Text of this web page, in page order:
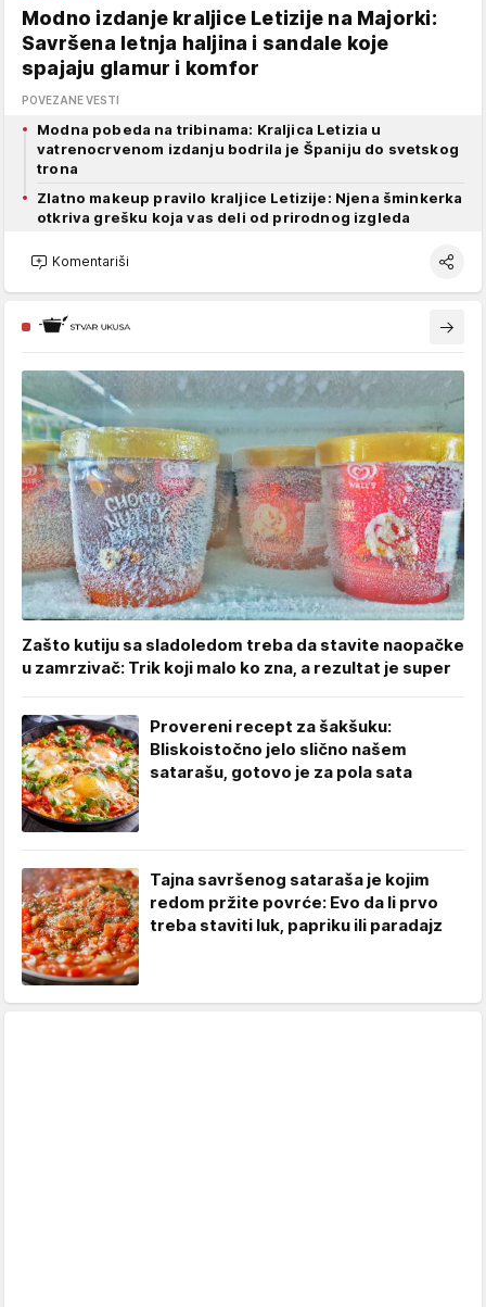
Modno izdanje kraljice Letizije na Majorki:
Savršena letnja haljina i sandale koje
spajaju glamur i komfor
POVEZANE VESTI
Modna pobeda na tribinama: Kraljica Letizia u
vatrenocrvenom izdanju bodrila je Španiju do svetskog
trona
Zlatno makeup pravilo kraljice Letizije: Njena šminkerka
otkriva grešku koja vas deli od prirodnog izgleda
Komentariši
Zašto kutiju sa sladoledom treba da stavite naopačke
u zamrzivač: Trik koji malo ko zna, a rezultat je super
Provereni recept za šakšuku:
Bliskoistočno jelo slično našem
satarašu, gotovo je za pola sata
Tajna savršenog sataraša je kojim
redom pržite povrće: Evo da li prvo
treba staviti luk, papriku ili paradajz